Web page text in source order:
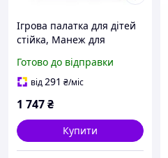
Ігрова палатка для дітей
стійка, Манеж для
сіткою Манеж дітей від
року JB-55
Готово до відправки
від291 ₴/міс
1 747₴
Купити